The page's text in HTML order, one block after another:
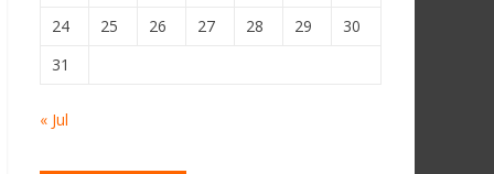
24
25 26 27 28 29
30
31
« Jul